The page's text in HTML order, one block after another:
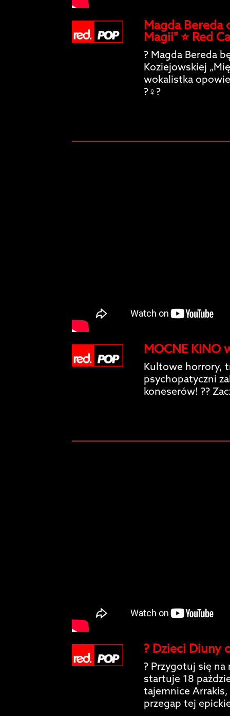
Magda
Magii" ⭐️ Red
? Magda Bereda
Koziejowskiej
wokalistka
?‍♀️?
MOCNE KINO
Kultowe horrory,
psychopatyczni
koneserów! ??
? Dzieci Diuny
? Przygotuj się na
startuje 18
tajemnice
przegap tej